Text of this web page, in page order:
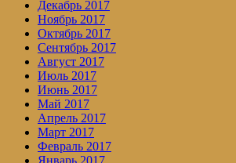
Декабрь 2017
Ноябрь 2017
Октябрь 2017
Сентябрь 2017
Август 2017
Июль 2017
Июнь 2017
Май 2017
Апрель 2017
Март 2017
Февраль 2017